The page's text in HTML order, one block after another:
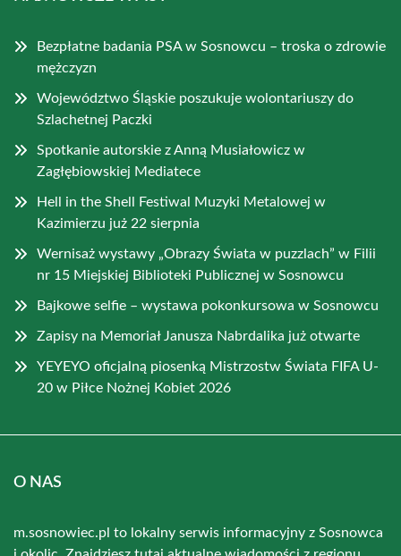
Bezpłatne badania PSA w Sosnowcu – troska o zdrowie
mężczyzn
Województwo Śląskie poszukuje wolontariuszy do
Szlachetnej Paczki
Spotkanie autorskie z Anną Musiałowicz w
Zagłębiowskiej Mediatece
Hell in the Shell Festiwal Muzyki Metalowej w
Kazimierzu już 22 sierpnia
Wernisaż wystawy „Obrazy Świata w puzzlach” w Filii
nr 15 Miejskiej Biblioteki Publicznej w Sosnowcu
Bajkowe selfie – wystawa pokonkursowa w Sosnowcu
Zapisy na Memoriał Janusza Nabrdalika już otwarte
YEYEYO oficjalną piosenką Mistrzostw Świata FIFA U-
20 w Piłce Nożnej Kobiet 2026
O NAS
m.sosnowiec.pl to lokalny serwis informacyjny z Sosnowca